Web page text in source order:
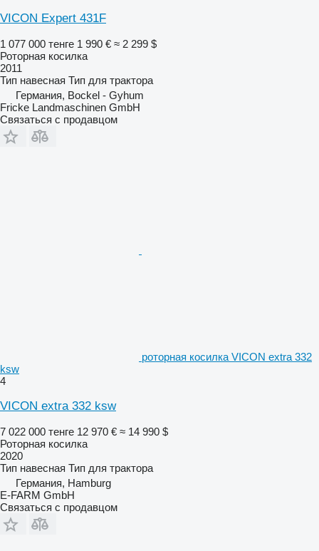
VICON Expert 431F
1 077 000 тенге 1 990 € ≈ 2 299 $
Роторная косилка
2011
Тип навесная Тип для трактора
Германия, Bockel - Gyhum
Fricke Landmaschinen GmbH
Связаться с продавцом
роторная косилка VICON extra 332
ksw
4
VICON extra 332 ksw
7 022 000 тенге 12 970 € ≈ 14 990 $
Роторная косилка
2020
Тип навесная Тип для трактора
Германия, Hamburg
E-FARM GmbH
Связаться с продавцом